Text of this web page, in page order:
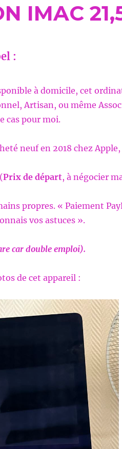
IMAC
:
à domicile, cet
Artisan, ou même
cas pour moi.
neuf en 2018 chez
Prix de départ, à négocier
propres. « Paiement
vos astuces ».
car double emploi).
de cet appareil :